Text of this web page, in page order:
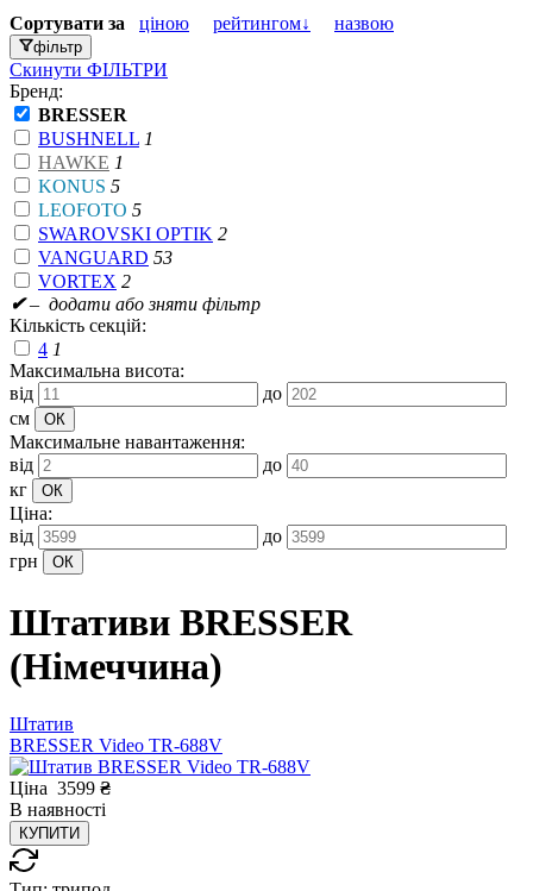
Сортувати за ціною рейтингом↓ назвою
фільтр
Скинути ФІЛЬТРИ
Бренд:
BRESSER
BUSHNELL 1
HAWKE 1
KONUS 5
LEOFOTO 5
SWAROVSKI OPTIK 2
VANGUARD 53
VORTEX 2
✔– додати або зняти фільтр
Кількість секцій:
4 1
Максимальна висота:
від
до
см
Максимальне навантаження:
від
до
кг
Ціна:
від
до
грн
Штативи BRESSER
(Німеччина)
Штатив
BRESSER Video TR-688V
Ціна 3599 ₴
В наявності
КУПИТИ